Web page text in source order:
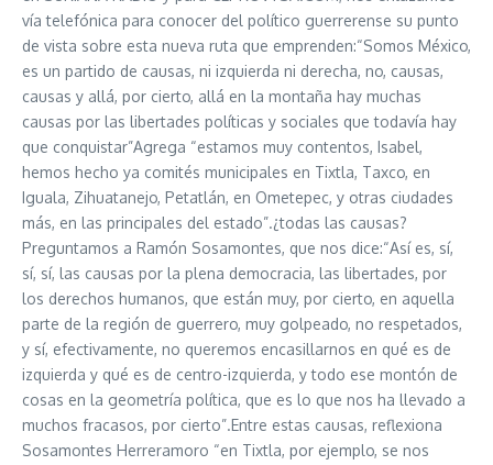
vía telefónica para conocer del político guerrerense su punto
de vista sobre esta nueva ruta que emprenden:“Somos México,
es un partido de causas, ni izquierda ni derecha, no, causas,
causas y allá, por cierto, allá en la montaña hay muchas
causas por las libertades políticas y sociales que todavía hay
que conquistar”Agrega “estamos muy contentos, Isabel,
hemos hecho ya comités municipales en Tixtla, Taxco, en
Iguala, Zihuatanejo, Petatlán, en Ometepec, y otras ciudades
más, en las principales del estado”.¿todas las causas?
Preguntamos a Ramón Sosamontes, que nos dice:“Así es, sí,
sí, sí, las causas por la plena democracia, las libertades, por
los derechos humanos, que están muy, por cierto, en aquella
parte de la región de guerrero, muy golpeado, no respetados,
y sí, efectivamente, no queremos encasillarnos en qué es de
izquierda y qué es de centro-izquierda, y todo ese montón de
cosas en la geometría política, que es lo que nos ha llevado a
muchos fracasos, por cierto”.Entre estas causas, reflexiona
Sosamontes Herreramoro “en Tixtla, por ejemplo, se nos